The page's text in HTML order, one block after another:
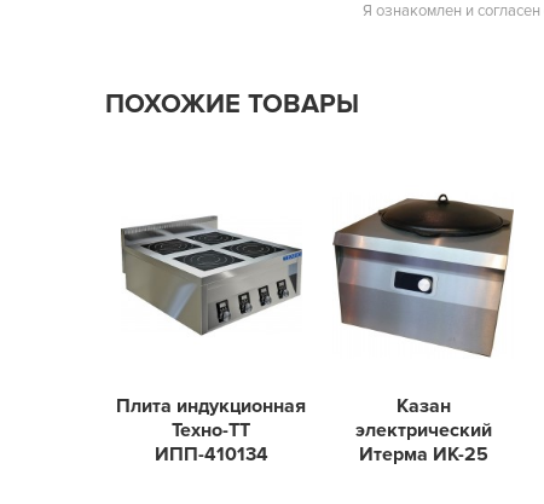
Я ознакомлен и согласен
ПОХОЖИЕ ТОВАРЫ
Плита индукционная
Техно-ТТ
ИПП-410134
Казан
электрический
Итерма ИК-25